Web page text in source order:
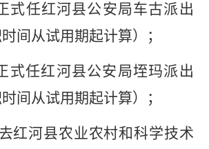
式任红河县公安局车古派出
间从试用期起计算）；
式任红河县公安局垤玛派出
间从试用期起计算）；
红河县农业农村和科学技术